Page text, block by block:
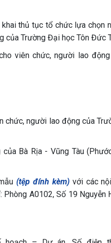
thủ tục tổ chức lựa chọn
Trường Đại học Tôn Đức
viên chức, người lao
chức, người lao động của
Bà Rịa - Vũng Tàu
(tệp đính kèm)với các
A0102, Số 19 Nguyễn